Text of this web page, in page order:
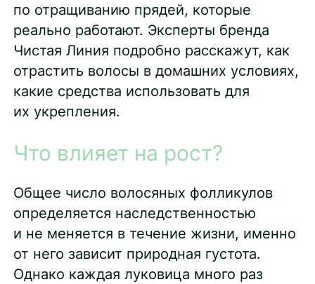
по отращиванию прядей, которые
реально работают. Эксперты бренда
Чистая Линия подробно расскажут, как
отрастить волосы в домашних условиях,
какие средства использовать для
их укрепления.
Что влияет на рост?
Общее число волосяных фолликулов
определяется наследственностью
и не меняется в течение жизни, именно
от него зависит природная густота.
Однако каждая луковица много раз